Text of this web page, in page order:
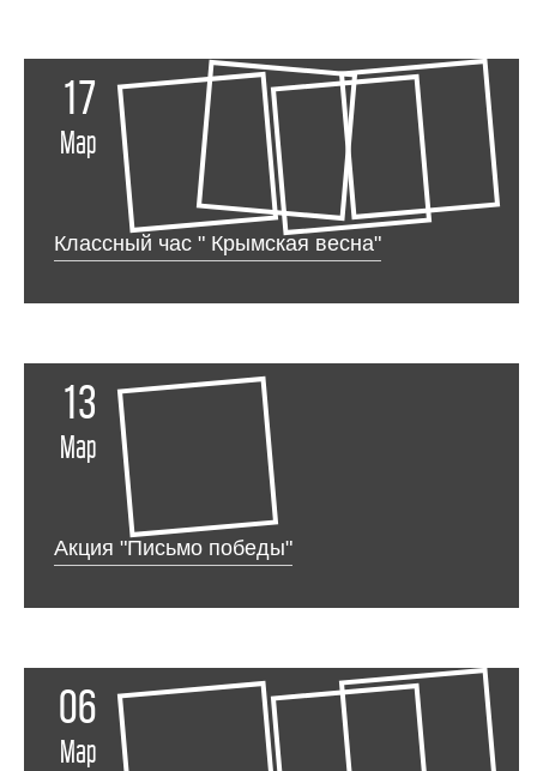
17
Мар
Классный час " Крымская весна"
13
Мар
Акция "Письмо победы"
06
Мар